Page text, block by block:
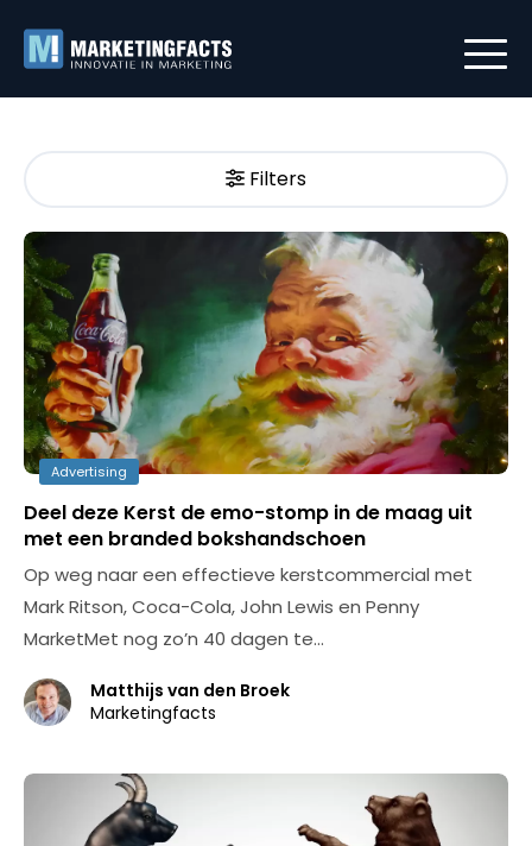
Filters
Advertising
Deel deze Kerst de emo-stomp in de maag uit
met een branded bokshandschoen
Op weg naar een effectieve kerstcommercial met
Mark Ritson, Coca-Cola, John Lewis en Penny
MarketMet nog zo’n 40 dagen te…
Matthijs van den Broek
Marketingfacts